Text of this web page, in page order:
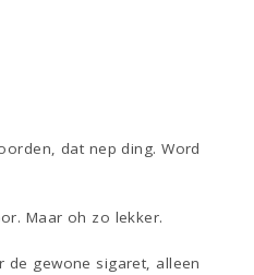
dat nep ding. Word
Maar oh zo lekker.
de gewone sigaret, alleen